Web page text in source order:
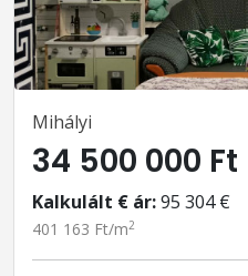
Mihályi
34 500 000 Ft
Kalkulált € ár:95 304 €
401 163 Ft/m2